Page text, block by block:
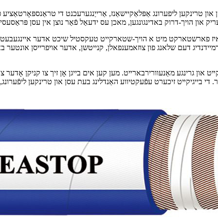
טרינקען ליפערונג אַפּלאַקיישאַנז, אַרייַנגערעכנט די
פארשטארקט מיט א הויך-שטארקייט טעקסטיל שיכט אדער
דעם שלאנג פון צוזאמענפאלן, קנייטשן, אדער אויפרייסן אונטער
און גרינגע מאַנעוורירבארײט. מען קען אים בייגן אָן זיך צו קניקן